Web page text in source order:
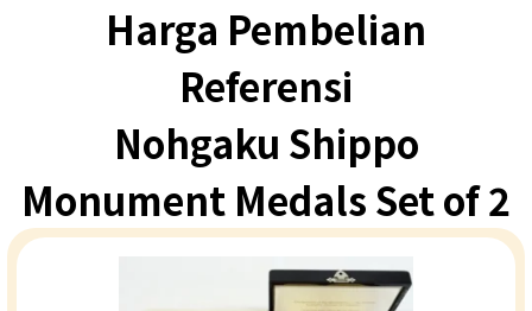
Harga Pembelian
Referensi
Nohgaku Shippo
Monument Medals Set of 2